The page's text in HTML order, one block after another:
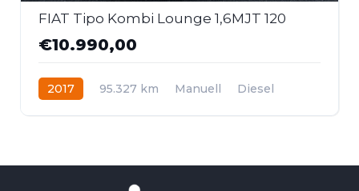
FIAT Tipo Kombi Lounge 1,6MJT 120
€10.990,00
2017 95.327 km Manuell
Diesel